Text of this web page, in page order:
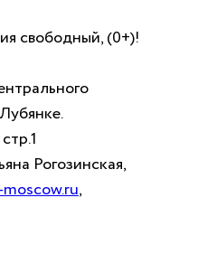
свободный, (0+)!
Рогозинская,
,